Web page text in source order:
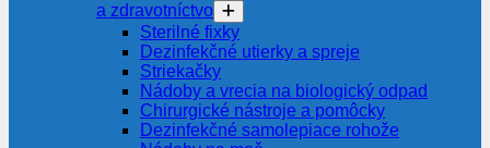
a zdravotníctvo
Sterilné fixky
Dezinfekčné utierky a spreje
Striekačky
Nádoby a vrecia na biologický odpad
Chirurgické nástroje a pomôcky
Dezinfekčné samolepiace rohože